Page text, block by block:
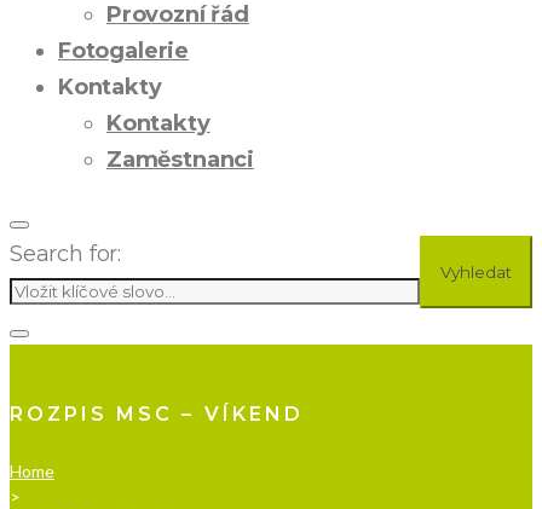
Provozní řád
Fotogalerie
Kontakty
Kontakty
Zaměstnanci
Search for:
Vyhledat
ROZPIS MSC – VÍKEND
Home
>